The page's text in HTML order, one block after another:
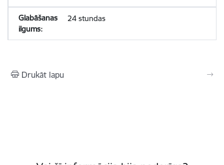
24 stundas
Drukāt lapu